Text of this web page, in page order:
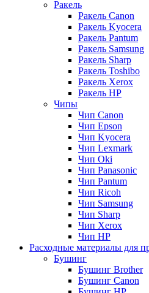
Ракель
Ракель Canon
Ракель Kyocera
Ракель Pantum
Ракель Samsung
Ракель Sharp
Ракель Toshibo
Ракель Xerox
Ракель НР
Чипы
Чип Canon
Чип Epson
Чип Kyocera
Чип Lexmark
Чип Oki
Чип Panasonic
Чип Pantum
Чип Ricoh
Чип Samsung
Чип Sharp
Чип Xerox
Чип НР
Расходные материалы для
Бушинг
Бушинг Brother
Бушинг Canon